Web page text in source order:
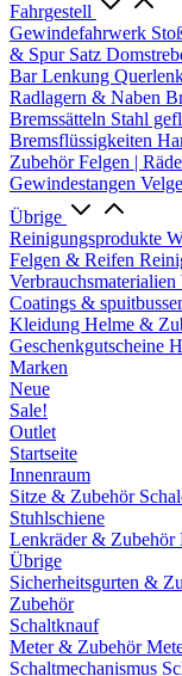
Fahrgestell
Gewindefahrwerk
& Spur Satz
BarLenkung
Radlagern & Naben
Bremssätteln Stahl
Bremsflüssigkeiten
ZubehörFelgen |
Gewindestangen
Übrige
Reinigungsprodukte
Felgen & Reifen
Verbrauchsmaterialien
Coatings &
Kleidung Helme &
Geschenkgutscheine
Marken
Neue
Sale!
Outlet
Startseite
Innenraum
Sitze & Zubehör
Stuhlschiene
Lenkräder & Zubehör
Übrige
Sicherheitsgurten &
Zubehör
Schaltknauf
Meter & Zubehör
Schaltmechanismus